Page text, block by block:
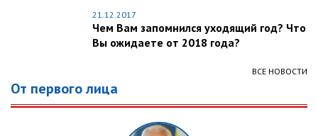
21.12.2017
Чем Вам запомнился уходящий год? Что
Вы ожидаете от 2018 года?
ВСЕ НОВОСТИ
От первого лица